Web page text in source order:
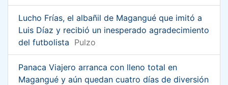
Lucho Frías, el albañil de Magangué que imitó a
Luis Díaz y recibió un inesperado agradecimiento
del futbolista Pulzo
Panaca Viajero arranca con lleno total en
Magangué y aún quedan cuatro días de diversión